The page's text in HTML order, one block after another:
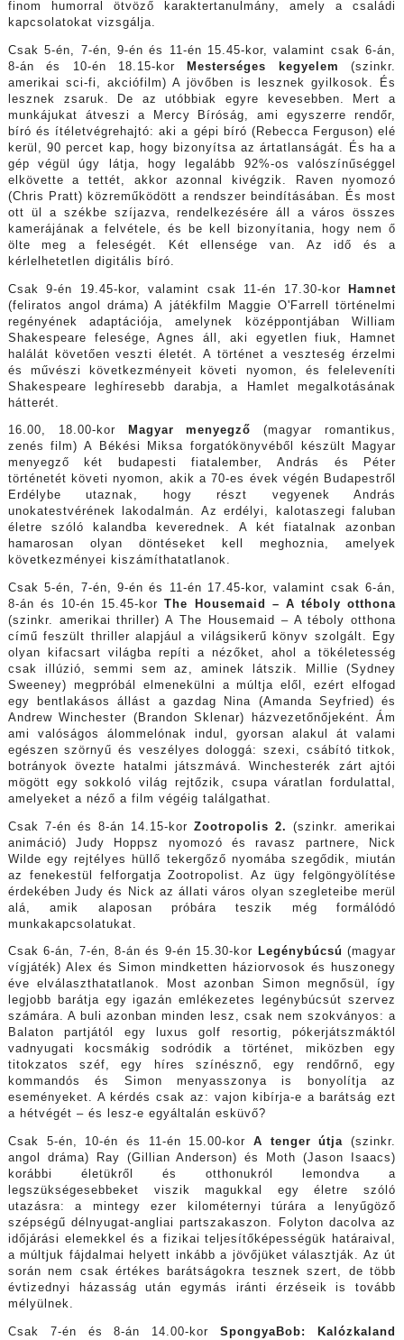
finom humorral ötvöző karaktertanulmány, amely a családi
kapcsolatokat vizsgálja.
Csak 5-én, 7-én, 9-én és 11-én 15.45-kor, valamint csak 6-án,
8-án és 10-én 18.15-kor
Mesterséges kegyelem(szinkr.
amerikai sci-fi, akciófilm) A jövőben is lesznek gyilkosok. És
lesznek zsaruk. De az utóbbiak egyre kevesebben. Mert a
munkájukat átveszi a Mercy Bíróság, ami egyszerre rendőr,
bíró és ítéletvégrehajtó: aki a gépi bíró (Rebecca Ferguson) elé
kerül, 90 percet kap, hogy bizonyítsa az ártatlanságát. És ha a
gép végül úgy látja, hogy legalább 92%-os valószínűséggel
elkövette a tettét, akkor azonnal kivégzik. Raven nyomozó
(Chris Pratt) közreműködött a rendszer beindításában. És most
ott ül a székbe szíjazva, rendelkezésére áll a város összes
kamerájának a felvétele, és be kell bizonyítania, hogy nem ő
ölte meg a feleségét. Két ellensége van. Az idő és a
kérlelhetetlen digitális bíró.
Csak 9-én 19.45-kor, valamint csak 11-én 17.30-kor
Hamnet
(feliratos angol dráma) A játékfilm Maggie O'Farrell történelmi
regényének adaptációja, amelynek középpontjában William
Shakespeare felesége, Agnes áll, aki egyetlen fiuk, Hamnet
halálát követően veszti életét. A történet a veszteség érzelmi
és művészi következményeit követi nyomon, és feleleveníti
Shakespeare leghíresebb darabja, a Hamlet megalkotásának
hátterét.
16.00, 18.00-kor Magyar menyegző(magyar romantikus,
zenés film) A Békési Miksa forgatókönyvéből készült Magyar
menyegző két budapesti fiatalember, András és Péter
történetét követi nyomon, akik a 70-es évek végén Budapestről
Erdélybe utaznak, hogy részt vegyenek András
unokatestvérének lakodalmán. Az erdélyi, kalotaszegi faluban
életre szóló kalandba keverednek. A két fiatalnak azonban
hamarosan olyan döntéseket kell meghoznia, amelyek
következményei kiszámíthatatlanok.
Csak 5-én, 7-én, 9-én és 11-én 17.45-kor, valamint csak 6-án,
8-án és 10-én 15.45-korThe Housemaid – A téboly otthona
(szinkr. amerikai thriller) A The Housemaid – A téboly otthona
című feszült thriller alapjául a világsikerű könyv szolgált. Egy
olyan kifacsart világba repíti a nézőket, ahol a tökéletesség
csak illúzió, semmi sem az, aminek látszik. Millie (Sydney
Sweeney) megpróbál elmenekülni a múltja elől, ezért elfogad
egy bentlakásos állást a gazdag Nina (Amanda Seyfried) és
Andrew Winchester (Brandon Sklenar) házvezetőnőjeként. Ám
ami valóságos álommelónak indul, gyorsan alakul át valami
egészen szörnyű és veszélyes dologgá: szexi, csábító titkok,
botrányok övezte hatalmi játszmává. Winchesterék zárt ajtói
mögött egy sokkoló világ rejtőzik, csupa váratlan fordulattal,
amelyeket a néző a film végéig találgathat.
Csak 7-én és 8-án 14.15-korZootropolis 2.(szinkr. amerikai
animáció) Judy Hoppsz nyomozó és ravasz partnere, Nick
Wilde egy rejtélyes hüllő tekergőző nyomába szegődik, miután
az fenekestül felforgatja Zootropolist. Az ügy felgöngyölítése
érdekében Judy és Nick az állati város olyan szegleteibe merül
alá, amik alaposan próbára teszik még formálódó
munkakapcsolatukat.
Csak 6-án, 7-én, 8-án és 9-én 15.30-kor Legénybúcsú (magyar
vígjáték) Alex és Simon mindketten háziorvosok és huszonegy
éve elválaszthatatlanok. Most azonban Simon megnősül, így
legjobb barátja egy igazán emlékezetes legénybúcsút szervez
számára. A buli azonban minden lesz, csak nem szokványos: a
Balaton partjától egy luxus golf resortig, pókerjátszmáktól
vadnyugati kocsmákig sodródik a történet, miközben egy
titokzatos széf, egy híres színésznő, egy rendőrnő, egy
kommandós és Simon menyasszonya is bonyolítja az
eseményeket. A kérdés csak az: vajon kibírja-e a barátság ezt
a hétvégét – és lesz-e egyáltalán esküvő?
Csak 5-én, 10-én és 11-én 15.00-korA tenger útja(szinkr.
angol dráma) Ray (Gillian Anderson) és Moth (Jason Isaacs)
korábbi életükről és otthonukról lemondva a
legszükségesebbeket viszik magukkal egy életre szóló
utazásra: a mintegy ezer kilométernyi túrára a lenyűgöző
szépségű délnyugat-angliai partszakaszon. Folyton dacolva az
időjárási elemekkel és a fizikai teljesítőképességük határaival,
a múltjuk fájdalmai helyett inkább a jövőjüket választják. Az út
során nem csak értékes barátságokra tesznek szert, de több
évtizednyi házasság után egymás iránti érzéseik is tovább
mélyülnek.
Csak 7-én és 8-án 14.00-korSpongyaBob: Kalózkaland